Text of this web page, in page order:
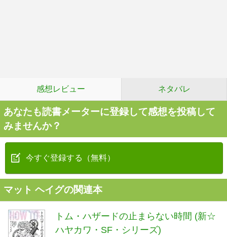
感想レビュー ネタバレ
あなたも読書メーターに登録して感想を投稿して
みませんか？
今すぐ登録する（無料）
マット ヘイグの関連本
トム・ハザードの止まらない時間 (新☆
ハヤカワ・SF・シリーズ)